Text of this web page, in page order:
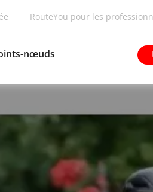
RouteYou pour les
nœuds